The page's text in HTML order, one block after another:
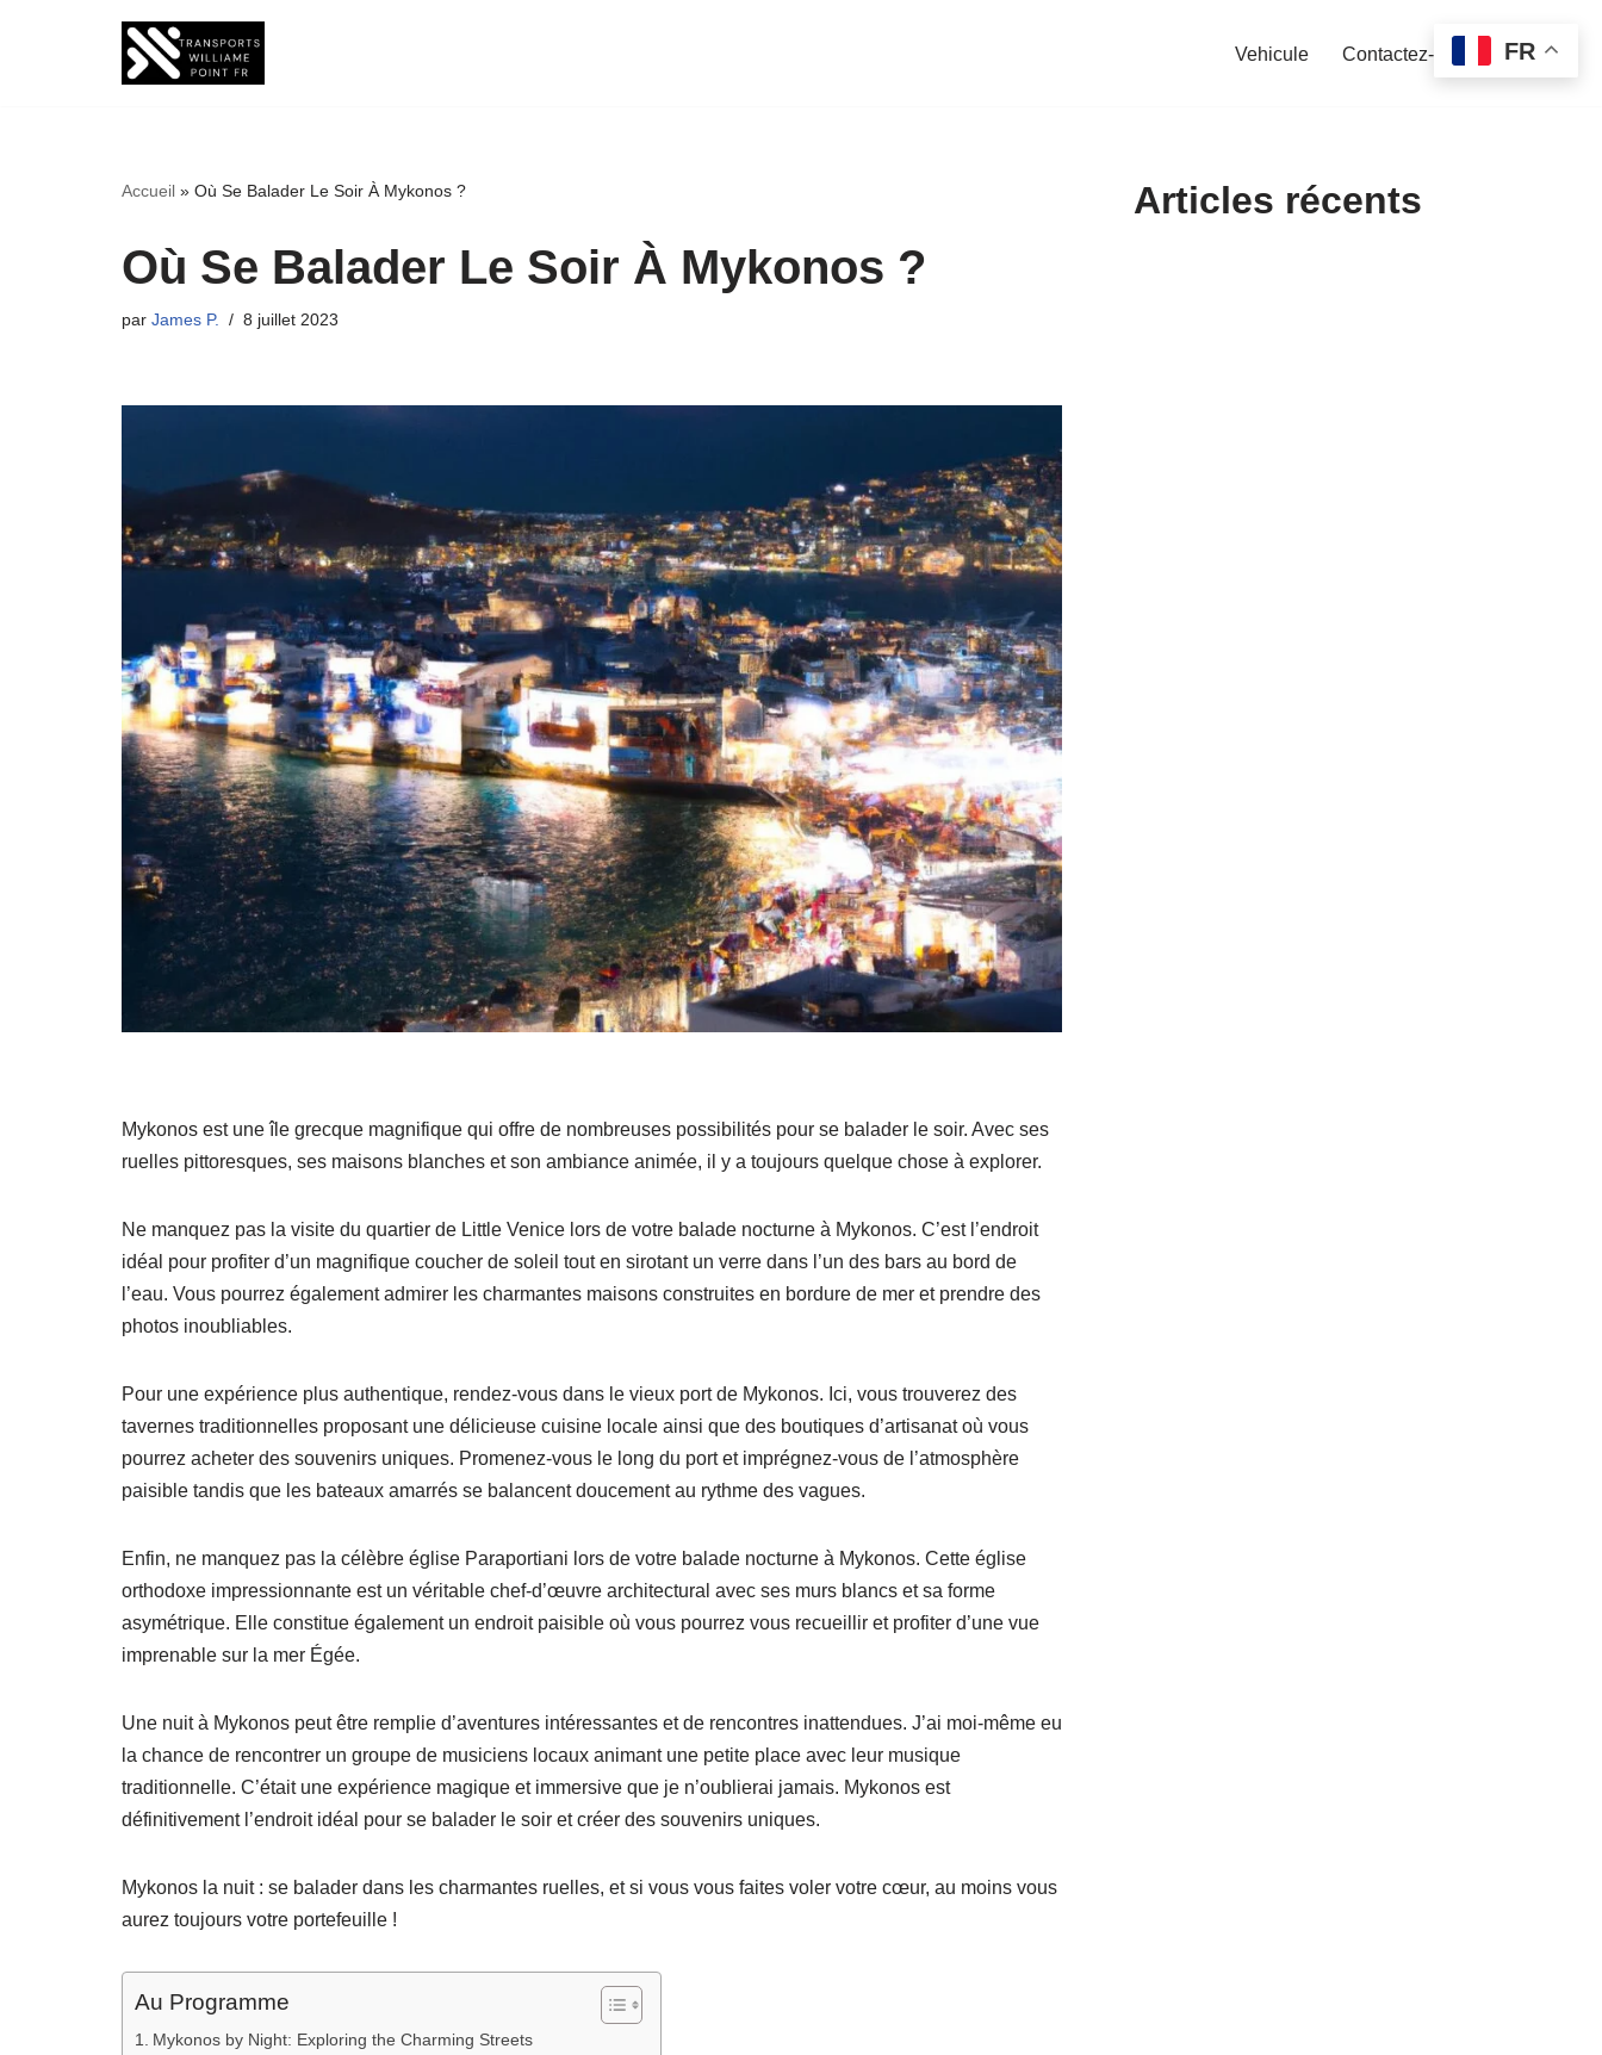
Vehicule Contactez-nous
Accueil » Où Se Balader Le Soir À Mykonos ?
Où Se Balader Le Soir À Mykonos ?
par James P. 8 juillet 2023
Mykonos est une île grecque magnifique qui offre de nombreuses possibilités pour se balader le soir. Avec ses
ruelles pittoresques, ses maisons blanches et son ambiance animée, il y a toujours quelque chose à explorer.
Ne manquez pas la visite du quartier de Little Venice lors de votre balade nocturne à Mykonos. C’est l’endroit
idéal pour profiter d’un magnifique coucher de soleil tout en sirotant un verre dans l’un des bars au bord de
l’eau. Vous pourrez également admirer les charmantes maisons construites en bordure de mer et prendre des
photos inoubliables.
Pour une expérience plus authentique, rendez-vous dans le vieux port de Mykonos. Ici, vous trouverez des
tavernes traditionnelles proposant une délicieuse cuisine locale ainsi que des boutiques d’artisanat où vous
pourrez acheter des souvenirs uniques. Promenez-vous le long du port et imprégnez-vous de l’atmosphère
paisible tandis que les bateaux amarrés se balancent doucement au rythme des vagues.
Enfin, ne manquez pas la célèbre église Paraportiani lors de votre balade nocturne à Mykonos. Cette église
orthodoxe impressionnante est un véritable chef-d’œuvre architectural avec ses murs blancs et sa forme
asymétrique. Elle constitue également un endroit paisible où vous pourrez vous recueillir et profiter d’une vue
imprenable sur la mer Égée.
Une nuit à Mykonos peut être remplie d’aventures intéressantes et de rencontres inattendues. J’ai moi-même eu
la chance de rencontrer un groupe de musiciens locaux animant une petite place avec leur musique
traditionnelle. C’était une expérience magique et immersive que je n’oublierai jamais. Mykonos est
définitivement l’endroit idéal pour se balader le soir et créer des souvenirs uniques.
Mykonos la nuit : se balader dans les charmantes ruelles, et si vous vous faites voler votre cœur, au moins vous
aurez toujours votre portefeuille !
Au Programme
Mykonos by Night: Exploring the Charming Streets
Articles récents
FR